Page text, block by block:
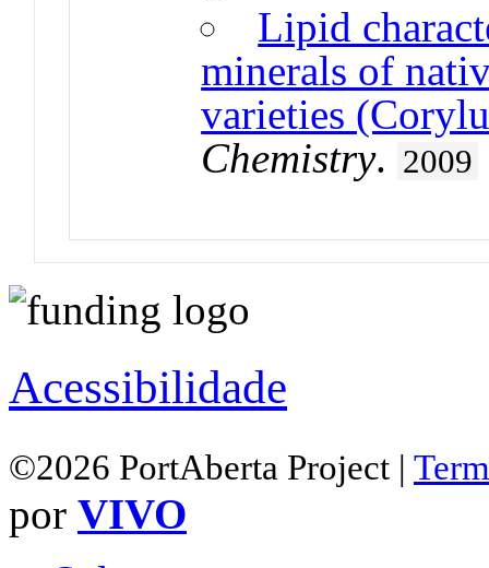
Lipid
minerals of
varieties
Chemistry. 2009
Acessibilidade
©2026 PortAberta Project |
por VIVO